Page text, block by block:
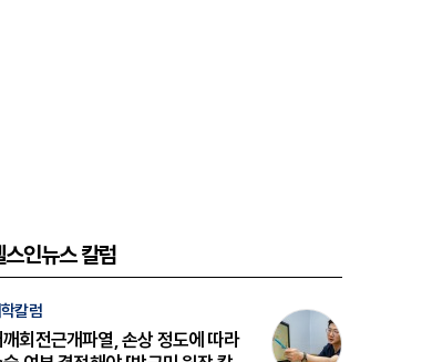
스인뉴스 칼럼
칼럼
깨회전근개파열, 손상 정도에 따라